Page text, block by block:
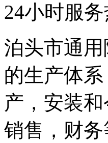
24小时服务
泊头市通
的生产体
产，安装
销售，财